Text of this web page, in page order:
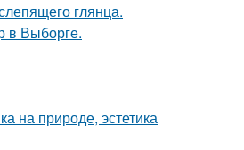
глянца.
в Выборге.
на природе, эстетика